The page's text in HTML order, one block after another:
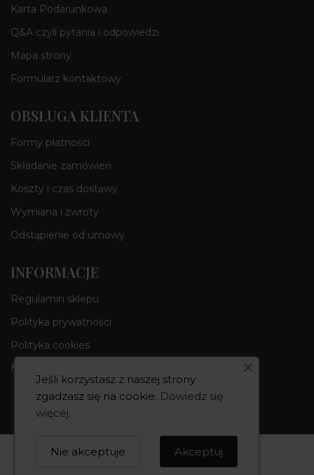
Karta Podarunkowa
Q&A czyli pytania i odpowiedzi
Mapa strony
Formularz kontaktowy
OBSŁUGA KLIENTA
Formy płatności
Składanie zamówień
Koszty i czas dostawy
Wymiana i zwroty
Odstąpienie od umowy
INFORMACJE
Regulamin sklepu
Polityka prywatności
Polityka cookies
Moje konto
Copyright 2026
Created by
Jeśli korzystasz z naszej strony
zgadzasz się na cookie. Dowiedz się
więcej.
Akceptuj
Nie akceptuje